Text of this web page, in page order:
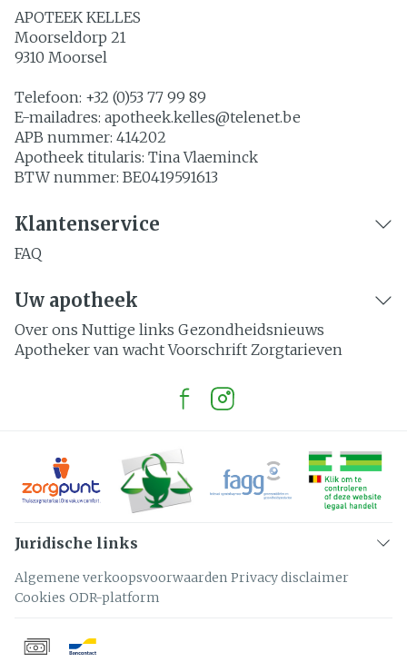
APOTEEK KELLES
Moorseldorp 21
9310 Moorsel
Telefoon: +32 (0)53 77 99 89
E-mailadres: apotheek.kelles@telenet.be
APB nummer: 414202
Apotheek titularis: Tina Vlaeminck
BTW nummer: BE0419591613
Klantenservice
FAQ
Uw apotheek
Over ons Nuttige links Gezondheidsnieuws
Apotheker van wacht Voorschrift Zorgtarieven
Juridische links
Algemene verkoopsvoorwaarden Privacy disclaimer
Cookies ODR-platform